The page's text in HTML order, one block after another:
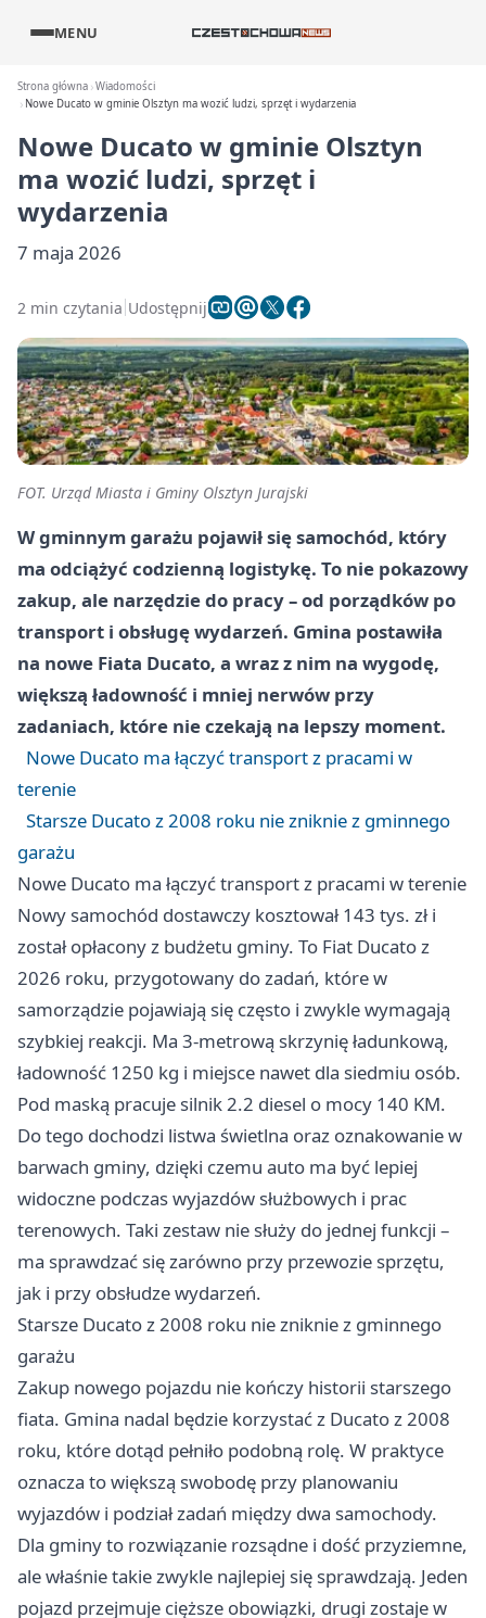
MENU
Strona główna Wiadomości
Nowe Ducato w gminie Olsztyn ma wozić ludzi, sprzęt i wydarzenia
Nowe Ducato w gminie Olsztyn
ma wozić ludzi, sprzęt i
wydarzenia
7 maja 2026
2 min czytania Udostępnij
FOT. Urząd Miasta i Gminy Olsztyn Jurajski
W gminnym garażu pojawił się samochód, który
ma odciążyć codzienną logistykę. To nie pokazowy
zakup, ale narzędzie do pracy – od porządków po
transport i obsługę wydarzeń. Gmina postawiła
na nowe Fiata Ducato, a wraz z nim na wygodę,
większą ładowność i mniej nerwów przy
zadaniach, które nie czekają na lepszy moment.
Nowe Ducato ma łączyć transport z pracami w
terenie
Starsze Ducato z 2008 roku nie zniknie z gminnego
garażu
Nowe Ducato ma łączyć transport z pracami w terenie
Nowy samochód dostawczy kosztował 143 tys. zł i
został opłacony z budżetu gminy. To Fiat Ducato z
2026 roku, przygotowany do zadań, które w
samorządzie pojawiają się często i zwykle wymagają
szybkiej reakcji. Ma 3-metrową skrzynię ładunkową,
ładowność 1250 kg i miejsce nawet dla siedmiu osób.
Pod maską pracuje silnik 2.2 diesel o mocy 140 KM.
Do tego dochodzi listwa świetlna oraz oznakowanie w
barwach gminy, dzięki czemu auto ma być lepiej
widoczne podczas wyjazdów służbowych i prac
terenowych. Taki zestaw nie służy do jednej funkcji –
ma sprawdzać się zarówno przy przewozie sprzętu,
jak i przy obsłudze wydarzeń.
Starsze Ducato z 2008 roku nie zniknie z gminnego
garażu
Zakup nowego pojazdu nie kończy historii starszego
fiata. Gmina nadal będzie korzystać z Ducato z 2008
roku, które dotąd pełniło podobną rolę. W praktyce
oznacza to większą swobodę przy planowaniu
wyjazdów i podział zadań między dwa samochody.
Dla gminy to rozwiązanie rozsądne i dość przyziemne,
ale właśnie takie zwykle najlepiej się sprawdzają. Jeden
pojazd przejmuje cięższe obowiązki, drugi zostaje w